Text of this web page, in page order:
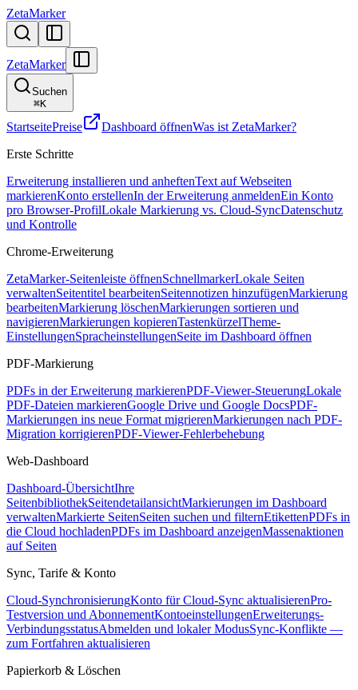
ZetaMarker
ZetaMarker
Suchen
⌘K
StartseitePreise Dashboard öffnenWas ist ZetaMarker?
Erste Schritte
Erweiterung installieren und anheftenText auf Webseiten
markierenKonto erstellenIn der Erweiterung anmeldenEin Konto
pro Browser-ProfilLokale Markierung vs. Cloud-SyncDatenschutz
und Kontrolle
Chrome-Erweiterung
ZetaMarker-Seitenleiste öffnenSchnellmarkerLokale Seiten
verwaltenSeitentitel bearbeitenSeitennotizen hinzufügenMarkierung
bearbeitenMarkierung löschenMarkierungen sortieren und
navigierenMarkierungen kopierenTastenkürzelTheme-
EinstellungenSpracheinstellungenSeite im Dashboard öffnen
PDF-Markierung
PDFs in der Erweiterung markierenPDF-Viewer-SteuerungLokale
PDF-Dateien markierenGoogle Drive und Google DocsPDF-
Markierungen ins neue Format migrierenMarkierungen nach PDF-
Migration korrigierenPDF-Viewer-Fehlerbehebung
Web-Dashboard
Dashboard-ÜbersichtIhre
SeitenbibliothekSeitendetailansichtMarkierungen im Dashboard
verwaltenMarkierte SeitenSeiten suchen und filternEtikettenPDFs in
die Cloud hochladenPDFs im Dashboard anzeigenMassenaktionen
auf Seiten
Sync, Tarife & Konto
Cloud-SynchronisierungKonto für Cloud-Sync aktualisierenPro-
Testversion und AbonnementKontoeinstellungenErweiterungs-
VerbindungsstatusAbmelden und lokaler ModusSync-Konflikte —
zum Fortfahren aktualisieren
Papierkorb & Löschen